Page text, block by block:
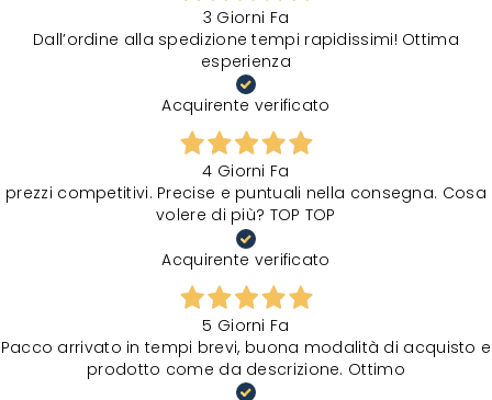
3 Giorni Fa
Dall’ordine alla spedizione tempi rapidissimi! Ottima
esperienza
Acquirente verificato
4 Giorni Fa
prezzi competitivi. Precise e puntuali nella consegna. Cosa
volere di più? TOP TOP
Acquirente verificato
5 Giorni Fa
Pacco arrivato in tempi brevi, buona modalità di acquisto e
prodotto come da descrizione. Ottimo